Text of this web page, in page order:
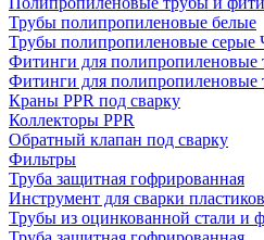
Трубы полипропиленовые белые
Трубы полипропиленовые серые
Фитинги для полипропиленовые
Фитинги для полипропиленовые
Краны PPR под сварку
Коллекторы PPR
Обратный клапан под сварку
Фильтры
Труба защитная гофрированная
Инструмент для сварки
Трубы из оцинкованной стали и